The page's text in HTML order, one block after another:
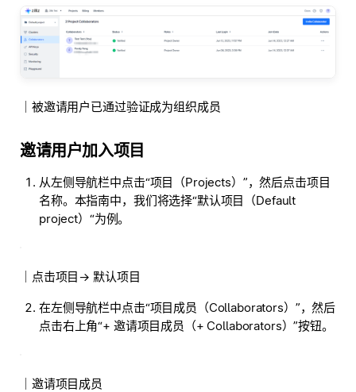
｜被邀请用户已通过验证成为组织成员
邀请用户加入项目
从左侧导航栏中点击“项目（Projects）”，然后点击项目
名称。本指南中，我们将选择“默认项目（Default
project）“为例。
｜点击项目→ 默认项目
在左侧导航栏中点击“项目成员（Collaborators）”，然后
点击右上角“+ 邀请项目成员（+ Collaborators）”按钮。
｜邀请项目成员